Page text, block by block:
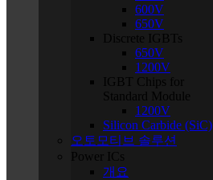
600V
650V
Discrete IGBTs
650V
1200V
IGBT Chips for
Standard Module
1200V
Silicon Carbide (SiC)
오토모티브 솔루션
Power ICs
개요